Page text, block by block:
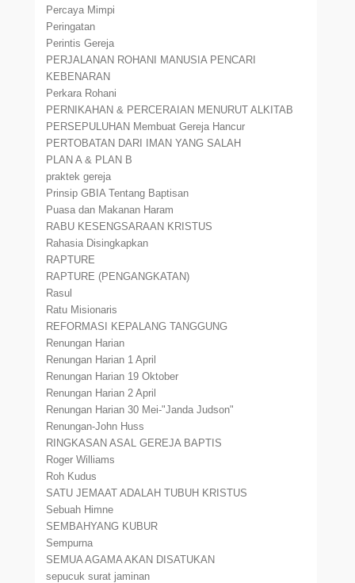
Percaya Mimpi
Peringatan
Perintis Gereja
PERJALANAN ROHANI MANUSIA PENCARI
KEBENARAN
Perkara Rohani
PERNIKAHAN & PERCERAIAN MENURUT ALKITAB
PERSEPULUHAN Membuat Gereja Hancur
PERTOBATAN DARI IMAN YANG SALAH
PLAN A & PLAN B
praktek gereja
Prinsip GBIA Tentang Baptisan
Puasa dan Makanan Haram
RABU KESENGSARAAN KRISTUS
Rahasia Disingkapkan
RAPTURE
RAPTURE (PENGANGKATAN)
Rasul
Ratu Misionaris
REFORMASI KEPALANG TANGGUNG
Renungan Harian
Renungan Harian 1 April
Renungan Harian 19 Oktober
Renungan Harian 2 April
Renungan Harian 30 Mei-"Janda Judson"
Renungan-John Huss
RINGKASAN ASAL GEREJA BAPTIS
Roger Williams
Roh Kudus
SATU JEMAAT ADALAH TUBUH KRISTUS
Sebuah Himne
SEMBAHYANG KUBUR
Sempurna
SEMUA AGAMA AKAN DISATUKAN
sepucuk surat jaminan